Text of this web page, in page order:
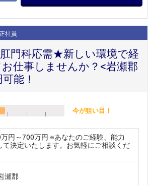
社員
門科応需★新しい環境で経
仕事しませんか？<岩瀬郡
能！
今が狙い目！
円～700万円 ※あなたのご経験、能力
て決定いたします。お気軽にご相談くだ
瀬郡